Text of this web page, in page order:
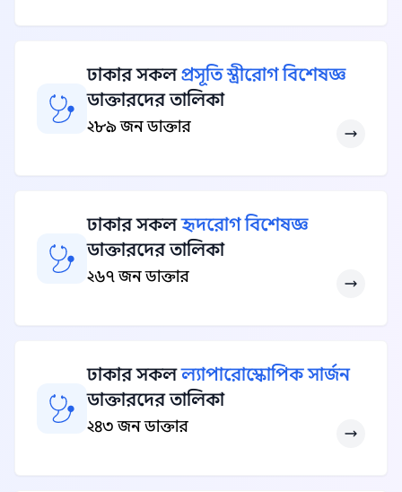
ঢাকার সকলপ্রসূতি স্ত্রীরোগ বিশেষজ্ঞ
ডাক্তারদের তালিকা
২৮৯ জন ডাক্তার
ঢাকার সকলহৃদরোগ বিশেষজ্ঞ
ডাক্তারদের তালিকা
২৬৭ জন ডাক্তার
ঢাকার সকলল্যাপারোস্কোপিক সার্জন
ডাক্তারদের তালিকা
২৪৩ জন ডাক্তার